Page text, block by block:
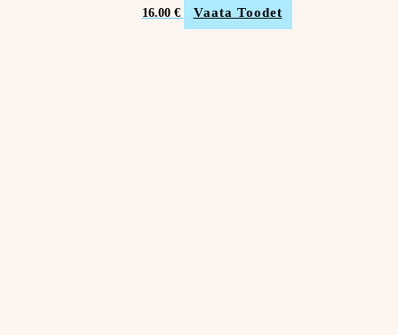
16.00 € Vaata Toodet